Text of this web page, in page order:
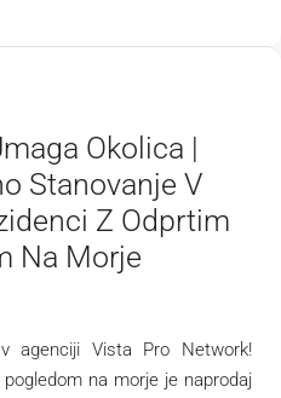
Okolica |
Stanovanje V
Z Odprtim
Na Morje
agenciji Vista Pro Network!
na morje je naprodaj